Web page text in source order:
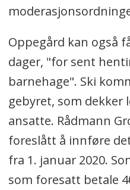
Oppegård kan også
dager, "for sent
barnehage". Ski
gebyret, som dekker
ansatte. Rådmann
foreslått å innføre
fra 1. januar 2020.
som foresatt betale